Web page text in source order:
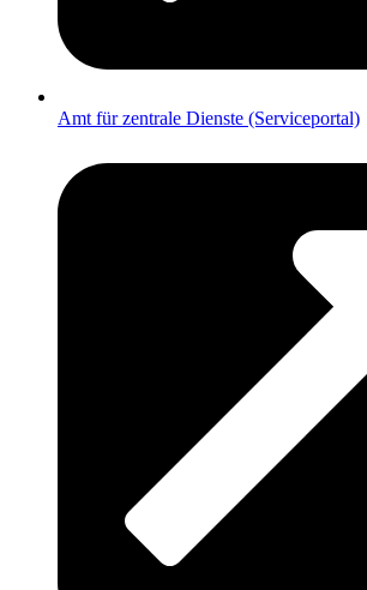
Amt für zentrale Dienste (Serviceportal)